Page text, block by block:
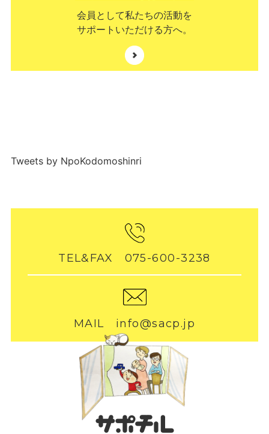
会員として私たちの活動を
サポートいただける方へ。
Tweets by NpoKodomoshinri
TEL&FAX 075-600-3238
MAIL info@sacp.jp